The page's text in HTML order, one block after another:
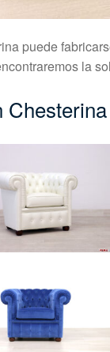
puede
la
Chesterina